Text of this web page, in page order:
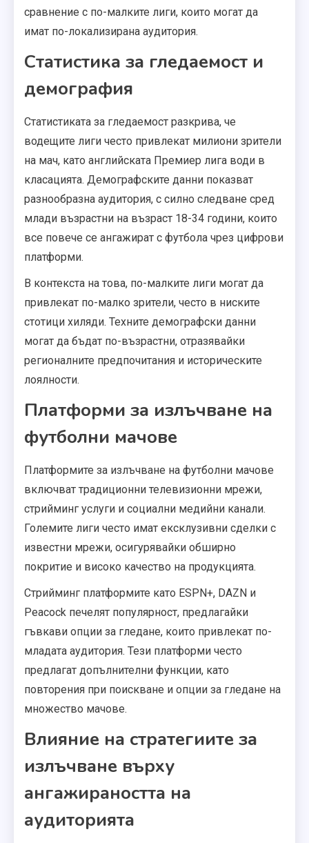
сравнение с по-малките лиги, които могат да
имат по-локализирана аудитория.
Статистика за гледаемост и
демография
Статистиката за гледаемост разкрива, че
водещите лиги често привлекат милиони зрители
на мач, като английската Премиер лига води в
класацията. Демографските данни показват
разнообразна аудитория, с силно следване сред
млади възрастни на възраст 18-34 години, които
все повече се ангажират с футбола чрез цифрови
платформи.
В контекста на това, по-малките лиги могат да
привлекат по-малко зрители, често в ниските
стотици хиляди. Техните демографски данни
могат да бъдат по-възрастни, отразявайки
регионалните предпочитания и историческите
лоялности.
Платформи за излъчване на
футболни мачове
Платформите за излъчване на футболни мачове
включват традиционни телевизионни мрежи,
стрийминг услуги и социални медийни канали.
Големите лиги често имат ексклузивни сделки с
известни мрежи, осигурявайки обширно
покритие и високо качество на продукцията.
Стрийминг платформите като ESPN+, DAZN и
Peacock печелят популярност, предлагайки
гъвкави опции за гледане, които привлекат по-
младата аудитория. Тези платформи често
предлагат допълнителни функции, като
повторения при поискване и опции за гледане на
множество мачове.
Влияние на стратегиите за
излъчване върху
ангажираността на
аудиторията